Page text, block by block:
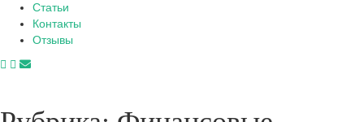
Статьи
Контакты
Отзывы